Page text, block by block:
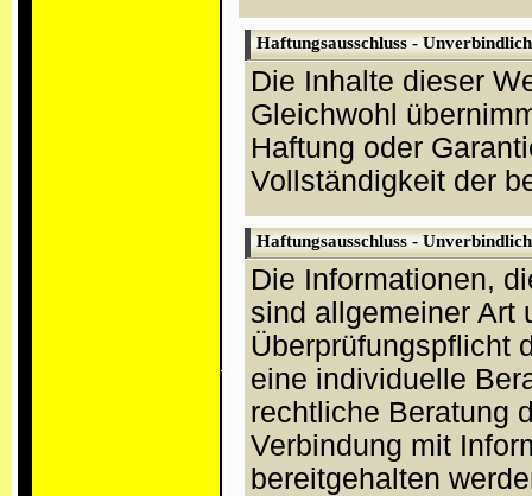
Haftungsausschluss -
Die Inhalte dieser
Gleichwohl
Haftung oder
Vollständigkeit der
Haftungsausschluss -
Die Informationen,
sind allgemeiner Art
Überprüfungspflicht
eine individuelle
rechtliche Beratung
Verbindung mit
bereitgehalten